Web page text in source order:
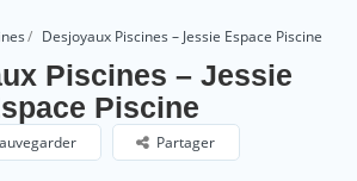
Desjoyaux Piscines – Jessie Espace Piscine
Piscines – Jessie
Piscine
Partager